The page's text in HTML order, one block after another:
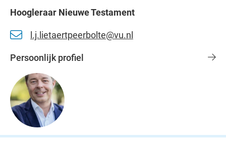
Hoogleraar Nieuwe Testament
l.j.lietaertpeerbolte@vu.nl
Persoonlijk profiel